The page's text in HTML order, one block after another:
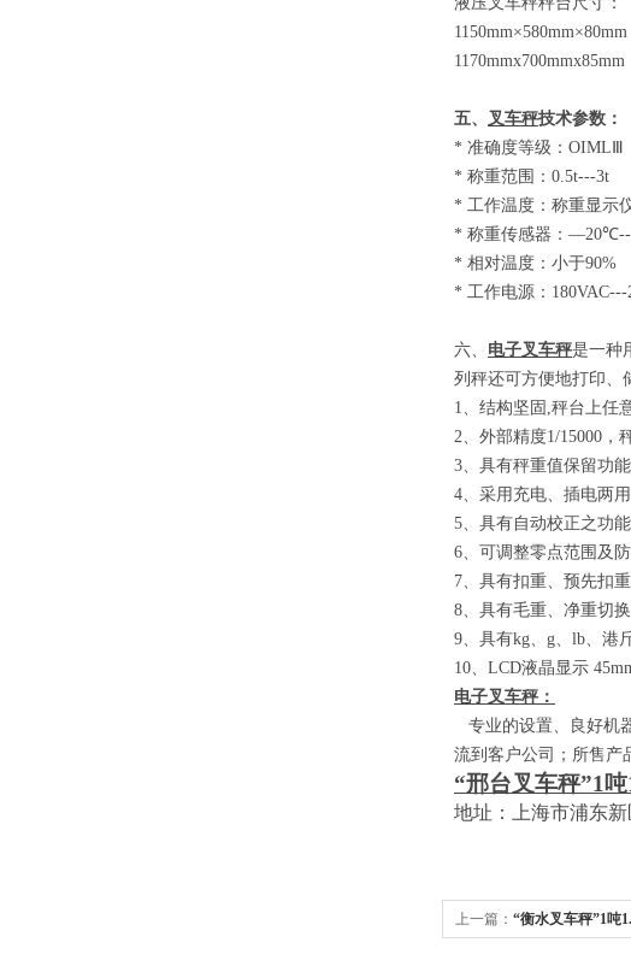
1150mm×580mm×80mm
1170mmx700mmx85mm
五、 叉车秤技术参数 ：
* 准确度等级：
* 称重范围：
* 工作温度：称重显示
* 称重传感器：
* 相对温度：小于
* 工作电源：
六、 电子叉车秤是一种
列秤还可方便地打印、
1、结构坚固 ,秤台上任
2、外部精度1/15000 ，
3、具有秤重值保留功能
4、采用充电、插电两用
5、具有自动校正之功
6、可调整零点范围及
7、具有扣重、预先扣
8、具有毛重、净重切换
9、具有kg、 g、 lb、港
10、 LCD液晶显示
电子叉车秤：
专业的设置、良好机
流到客户公司；所售产
“邢台叉车秤”1 吨
地址：上海市浦东新
上一篇： “衡水叉车秤”1吨